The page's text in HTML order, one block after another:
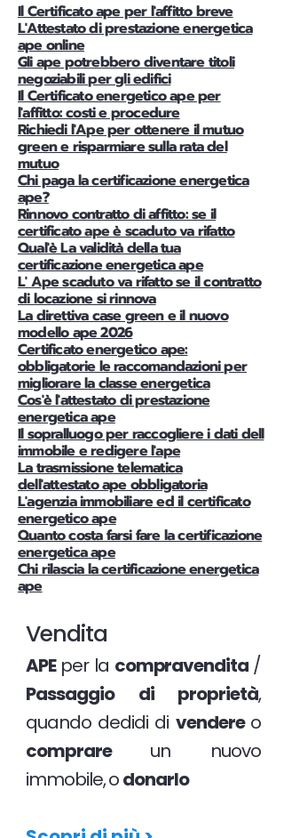
Il Certificato ape per l'affitto breve
L'Attestato di prestazione energetica
ape online
Gli ape potrebbero diventare titoli
negoziabili per gli edifici
Il Certificato energetico ape per
l'affitto: costi e procedure
Richiedi l'Ape per ottenere il mutuo
green e risparmiare sulla rata del
mutuo
Chi paga la certificazione energetica
ape?
Rinnovo contratto di affitto: se il
certificato ape è scaduto va rifatto
Qual'è La validità della tua
certificazione energetica ape
L' Ape scaduto va rifatto se il contratto
di locazione si rinnova
La direttiva case green e il nuovo
modello ape 2026
Certificato energetico ape:
obbligatorie le raccomandazioni per
migliorare la classe energetica
Cos'è l'attestato di prestazione
energetica ape
Il sopralluogo per raccogliere i dati dell
immobile e redigere l'ape
La trasmissione telematica
dell'attestato ape obbligatoria
L'agenzia immobiliare ed il certificato
energetico ape
Quanto costa farsi fare la certificazione
energetica ape
Chi rilascia la certificazione energetica
ape
Vendita
APE per la compravendita /
Passaggio di proprietà,
quando dedidi di vendere o
comprare un nuovo
immobile, odonarlo